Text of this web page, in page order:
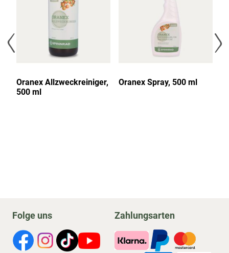
Oranex Allzweckreiniger,
500 ml
Oranex Spray, 500 ml
Folge uns Zahlungsarten